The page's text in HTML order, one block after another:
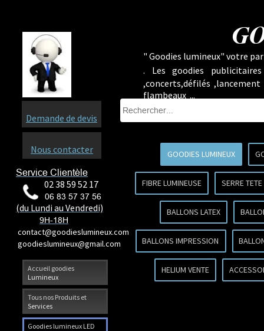
Accueil goodies
Lumineux
Tous nos Produits et
Services
Goodies lumineux LED
Service Clientèle
02 38 59 52 17
06 83 57 37 56
(du Lundi au Vendredi)
9H-18H
contact@goodieslumineux.com
goodieslumineux@gmail.com
Demande de devis
Nous contacter
" Goodies lumineux" votre
. Les goodies
,concerts,défilés
flambeaux ...
GOODIES LUMINEUX
FIBRE LUMINEUSE SERRE TETE
BALLONS LATEX
BALLONS IMPRESSION
HELIUM VENTE